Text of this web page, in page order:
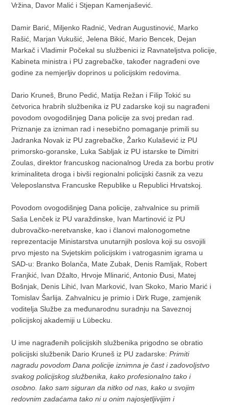
Vržina, Davor Malić i Stjepan Kamenjašević.
Damir Barić, Miljenko Radnić, Vedran Augustinović, Marko
Rašić, Marjan Vukušić, Jelena Bikić, Mario Bencek, Dejan
Markač i Vladimir Počekal su službenici iz Ravnateljstva policije,
Kabineta ministra i PU zagrebačke, također nagrađeni ove
godine za nemjerljiv doprinos u policijskim redovima.
Dario Kruneš, Bruno Pedić, Matija Režan i Filip Tokić su
četvorica hrabrih službenika iz PU zadarske koji su nagrađeni
povodom ovogodišnjeg Dana policije za svoj predan rad.
Priznanje za izniman rad i nesebično pomaganje primili su
Jadranka Novak iz PU zagrebačke, Žarko Kulašević iz PU
primorsko-goranske, Luka Sabljak iz PU istarske te Dimitri
Zoulas, direktor francuskog nacionalnog Ureda za borbu protiv
kriminaliteta droga i bivši regionalni policijski časnik za vezu
Veleposlanstva Francuske Republike u Republici Hrvatskoj.
Povodom ovogodišnjeg Dana policije, zahvalnice su primili
Saša Lenček iz PU varaždinske, Ivan Martinović iz PU
dubrovačko-neretvanske, kao i članovi malonogometne
reprezentacije Ministarstva unutarnjih poslova koji su osvojili
prvo mjesto na Svjetskim policijskim i vatrogasnim igrama u
SAD-u: Branko Bolanča, Mate Zubak, Denis Ramljak, Robert
Franjkić, Ivan Džalto, Hrvoje Mlinarić, Antonio Đusi, Matej
Bošnjak, Denis Lihić, Ivan Marković, Ivan Skoko, Mario Marić i
Tomislav Šarlija. Zahvalnicu je primio i Dirk Ruge, zamjenik
voditelja Službe za međunarodnu suradnju na Saveznoj
policijskoj akademiji u Lübecku.
U ime nagrađenih policijskih službenika prigodno se obratio
policijski službenik Dario Kruneš iz PU zadarske:Primiti
nagradu povodom Dana policije iznimna je čast i zadovoljstvo
svakog policijskog službenika, kako profesionalno tako i
osobno. Iako sam siguran da nitko od nas, kako u svojim
redovnim zadaćama tako ni u onim najosjetljivijim i